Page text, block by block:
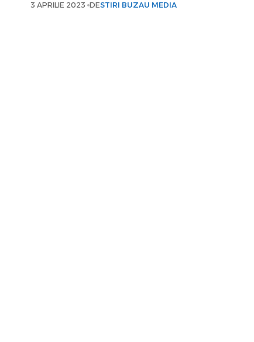
3 APRILIE 2023 DESTIRI BUZAU MEDIA